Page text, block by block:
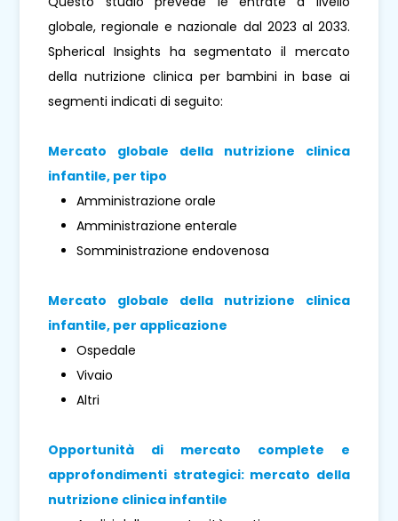
globale, regionale e nazionale dal 2023 al 2033.
Spherical Insights ha segmentato il mercato
della nutrizione clinica per bambini in base ai
segmenti indicati di seguito:
Mercato globale della nutrizione clinica
infantile, per tipo
Amministrazione orale
Amministrazione enterale
Somministrazione endovenosa
Mercato globale della nutrizione clinica
infantile, per applicazione
Ospedale
Vivaio
Altri
Opportunità di mercato complete e
approfondimenti strategici: mercato della
nutrizione clinica infantile